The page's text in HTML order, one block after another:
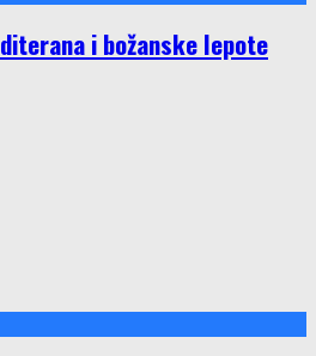
i božanske lepote